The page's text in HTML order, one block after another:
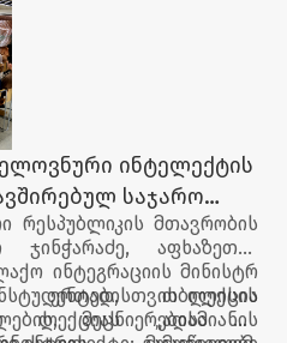
ინტელექტის
საჯარო
რესპუბლიკის მთავრობის
აფხაზეთის
ინტეგრაციის მინისტრ
ერთად, თბილისის
ლექციას „ადამიანის
ლექცია
მეცნიერებისა და